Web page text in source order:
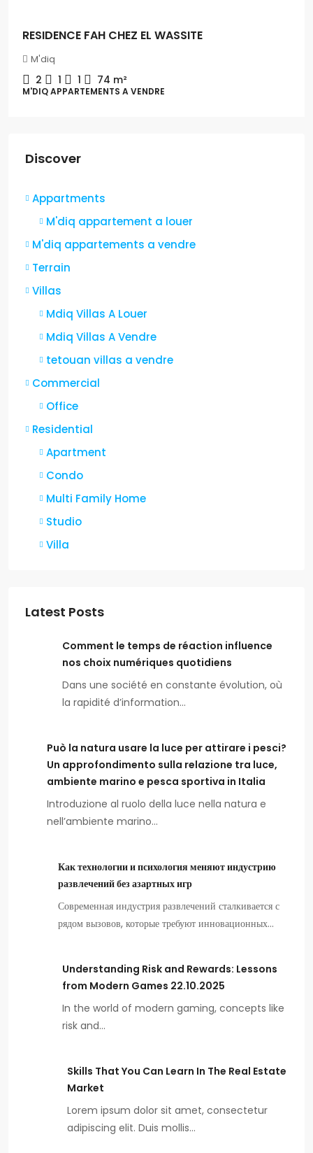
RESIDENCE FAH CHEZ EL WASSITE
M'diq
2 1 1 74 m²
M'DIQ APPARTEMENTS A VENDRE
Discover
Appartments
M'diq appartement a louer
M'diq appartements a vendre
Terrain
Villas
Mdiq Villas A Louer
Mdiq Villas A Vendre
tetouan villas a vendre
Commercial
Office
Residential
Apartment
Condo
Multi Family Home
Studio
Villa
Latest Posts
Comment le temps de réaction influence
nos choix numériques quotidiens
Dans une société en constante évolution, où
la rapidité d’information…
Può la natura usare la luce per attirare i pesci?
Un approfondimento sulla relazione tra luce,
ambiente marino e pesca sportiva in Italia
Introduzione al ruolo della luce nella natura e
nell’ambiente marino…
Как технологии и психология меняют индустрию
развлечений без азартных игр
Современная индустрия развлечений сталкивается с
рядом вызовов, которые требуют инновационных…
Understanding Risk and Rewards: Lessons
from Modern Games 22.10.2025
In the world of modern gaming, concepts like
risk and…
Skills That You Can Learn In The Real Estate
Market
Lorem ipsum dolor sit amet, consectetur
adipiscing elit. Duis mollis…